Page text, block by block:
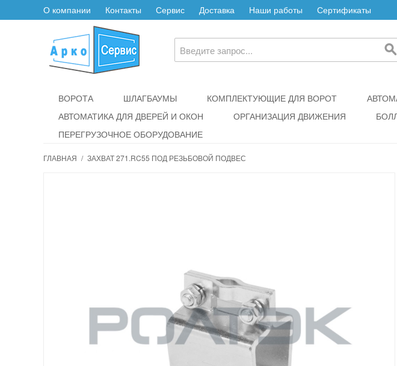
О компании Контакты Сервис Доставка Наши работы Сертификаты
ВОРОТА ШЛАГБАУМЫ КОМПЛЕКТУЮЩИЕ ДЛЯ ВОРОТ
АВТОМАТИКА ДЛЯ ДВЕРЕЙ И ОКОН
ОРГАНИЗАЦИЯ ДВИЖЕНИЯ
ПЕРЕГРУЗОЧНОЕ ОБОРУДОВАНИЕ
ГЛАВНАЯ / ЗАХВАТ 271.RC55 ПОД РЕЗЬБОВОЙ ПОДВЕС